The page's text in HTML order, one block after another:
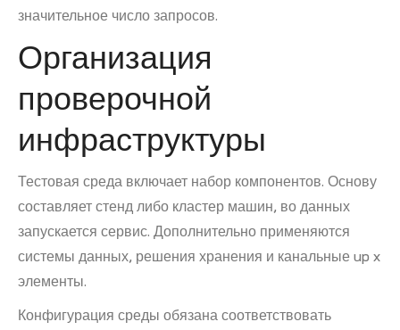
значительное число запросов.
Организация
проверочной
инфраструктуры
Тестовая среда включает набор компонентов. Основу
составляет стенд либо кластер машин, во данных
запускается сервис. Дополнительно применяются
системы данных, решения хранения и канальные up x
элементы.
Конфигурация среды обязана соответствовать